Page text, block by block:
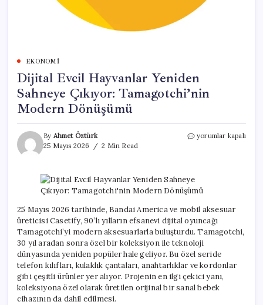
EKONOMI
Dijital Evcil Hayvanlar Yeniden
Sahneye Çıkıyor: Tamagotchi’nin
Modern Dönüşümü
By Ahmet Öztürk
25 Mayıs 2026
2 Min Read
Dijital
Tamagotchi’nin
Modern
için
yorumlar kapalı
25 Mayıs 2026 tarihinde, Bandai America ve mobil aksesuar
üreticisi Casetify, 90’lı yılların efsanevi dijital oyuncağı
Tamagotchi’yi modern aksesuarlarla buluşturdu. Tamagotchi,
30 yıl aradan sonra özel bir koleksiyon ile teknoloji
dünyasında yeniden popüler hale geliyor. Bu özel seride
telefon kılıfları, kulaklık çantaları, anahtarlıklar ve kordonlar
gibi çeşitli ürünler yer alıyor. Projenin en ilgi çekici yanı,
koleksiyona özel olarak üretilen orijinal bir sanal bebek
cihazının da dahil edilmesi.